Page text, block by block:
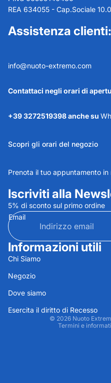
REA 634055 - Cap.Sociale
Assistenza clienti:
info@nuoto-extremo.com
Contattaci negli orari di
+39 3272519398 anche su
Scopri gli orari del negozio
Prenota il tuo appuntamento in
Iscriviti alla
5% di sconto sul primo ordine
Email
Informazioni utili
Chi Siamo
Negozio
Dove siamo
Esercita il diritto di Recesso
© 2026 Nuoto
Termini e
Informativa sulla privacy
Termini e condizioni del servizio
Recapiti
Informativa sulle spedizioni